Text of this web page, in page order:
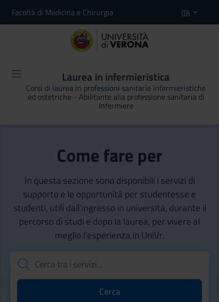
Facoltà di Medicina e Chirurgia ITA
Laurea in infermieristica
Corsi di laurea in professioni sanitarie infermieristiche
ed ostetriche - Abilitante alla professione sanitaria di
Infermiere
Come fare per
In questa sezione sono disponibili i servizi di
supporto e le opportunità per studentesse e
studenti, utili dall'ingresso in università, durante il
percorso di studi e dopo la laurea, per vivere al
meglio l’esperienza in UniVr.